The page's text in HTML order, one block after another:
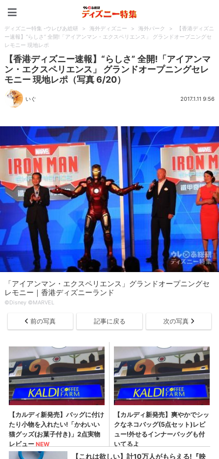
ディズニー特集 -ウレぴあ総研 > 海外ディズニー > 海外パーク >
【香港ディズニ
ー速報】“らしさ” 全開!「アイアンマン・エクスペリエンス」 グランドオープニングセ
レモニー 現地レポ
【香港ディズニー速報】“らしさ” 全開!「アイアンマ
ン・エクスペリエンス」 グランドオープニングセレ
モニー 現地レポ（写真 6/20）
いぐ 2017.1.11 9:56
「アイアンマン・エクスペリエンス」グランドオープニングセ
レモニー｜香港ディズニーランド
©Disney ©MARVEL
前の写真 記事に戻る 次の写真